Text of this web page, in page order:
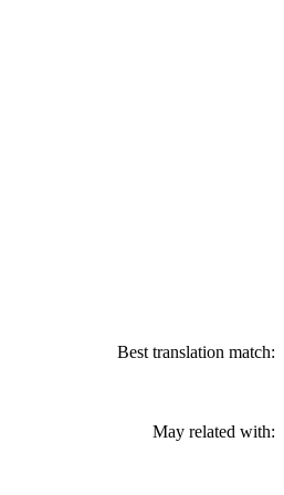
Best translation match:
May related with: